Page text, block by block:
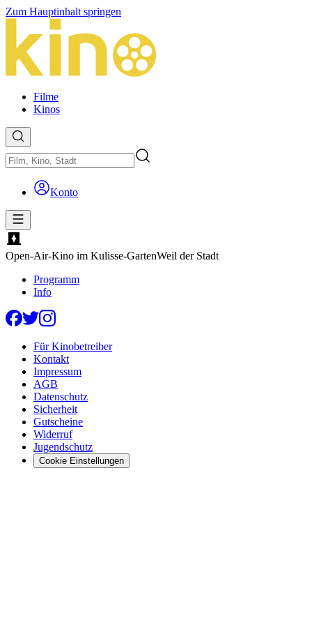
Zum Hauptinhalt springen
Filme
Kinos
Konto
Open-Air-Kino im Kulisse-GartenWeil der Stadt
Programm
Info
Für Kinobetreiber
Kontakt
Impressum
AGB
Datenschutz
Sicherheit
Gutscheine
Widerruf
Jugendschutz
Cookie Einstellungen